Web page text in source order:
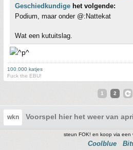
Geschiedkundige het volgende:
Podium, maar onder @:Nattekat
Wat een kutuitslag.
100.000 katjes
Fuck the EBU!
1 2
wkn Voorspel hier het weer van
steun FOK! en koop via een
Coolblue